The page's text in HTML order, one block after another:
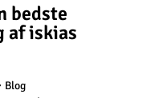
bedste
iskias
Blog